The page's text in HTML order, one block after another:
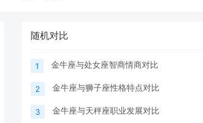
随机对比
1 金牛座与处女座智商情商对比
2 金牛座与狮子座性格特点对比
3 金牛座与天秤座职业发展对比